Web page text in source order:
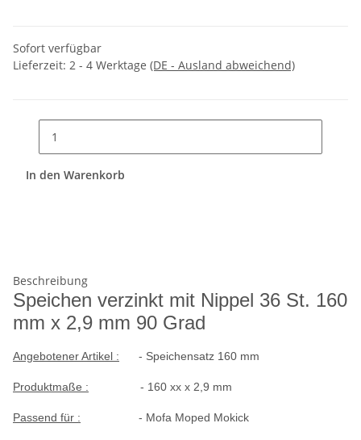
Sofort verfügbar
Lieferzeit: 2 - 4 Werktage (DE - Ausland abweichend)
In den Warenkorb
Beschreibung
Speichen verzinkt mit Nippel 36 St. 160
mm x 2,9 mm 90 Grad
Angebotener Artikel : - Speichensatz 160 mm
Produktmaße : - 160 xx x 2,9 mm
Passend für : - Mofa Moped Mokick